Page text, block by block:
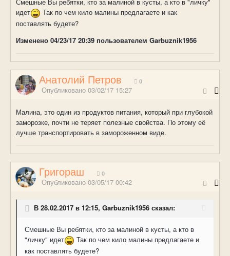
идет
Так по чем кило малины предлагаете и как
поставлять будете?
Изменено 04/23/17 20:39 пользователем Garbuznik1956
Анатолий Петров 0
Опубликовано 03/02/17 15:27
Малина, это один из продуктов питания, который при глубокой
заморозке, почти не теряет полезные свойства. По этому её
лучше транспортировать в замороженном виде.
Григораш 0
Опубликовано 03/05/17 00:42
В 28.02.2017 в 12:15, Garbuznik1956 сказал:
Смешные Вы ребятки, кто за малиной в кусты, а кто в
"личку" идет
Так по чем кило малины предлагаете и
как поставлять будете?